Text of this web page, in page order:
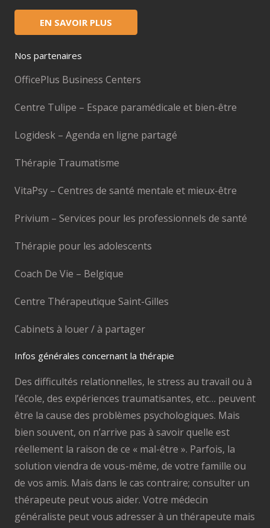
EN SAVOIR PLUS
Nos partenaires
OfficePlus Business Centers
Centre Tulipe – Espace paramédicale et bien-être
Logidesk – Agenda en ligne partagé
Thérapie Traumatisme
VitaPsy – Centres de santé mentale et mieux-être
Privium – Services pour les professionnels de santé
Thérapie pour les adolescents
Coach De Vie – Belgique
Centre Thérapeutique Saint-Gilles
Cabinets à louer / à partager
Infos générales concernant la thérapie
Des difficultés relationnelles, le stress au travail ou à
l’école, des expériences traumatisantes, etc… peuvent
être la cause des problèmes psychologiques. Mais
bien souvent, on n’arrive pas à savoir quelle est
réellement la raison de ce « mal-être ». Parfois, la
solution viendra de vous-même, de votre famille ou
de vos amis. Mais dans le cas contraire; consulter un
thérapeute peut vous aider. Votre médecin
généraliste peut vous adresser à un thérapeute mais